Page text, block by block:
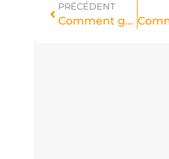
PRÉCÉDENT
Comment gérer les produits et les commandes sur JUMIA Express ?